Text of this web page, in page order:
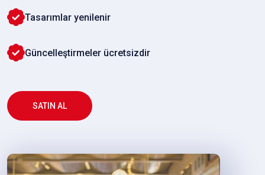
Tasarımlar yenilenir
Güncelleştirmeler ücretsizdir
SATIN AL